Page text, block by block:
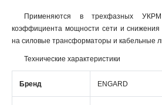
Применяются в трехфазных
коэффициента мощности сети и снижения
на силовые трансформаторы и кабельные
Технические характеристики
Бренд ENGARD